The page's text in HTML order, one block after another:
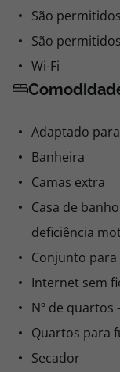
São
São
Wi-Fi
Adaptado
Banheira
Camas extra
Casa de
deficiência
Conjunto
Internet sem
Nº de quartos
Quartos para
Secador